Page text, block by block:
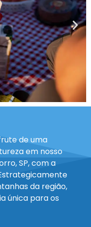
de uma
em nosso
SP, com a
da região,
única para os